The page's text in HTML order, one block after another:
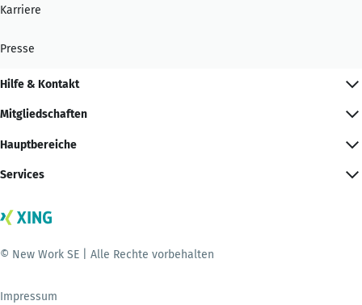
Karriere
Presse
Hilfe & Kontakt
Mitgliedschaften
Hauptbereiche
Services
© New Work SE | Alle Rechte vorbehalten
Impressum